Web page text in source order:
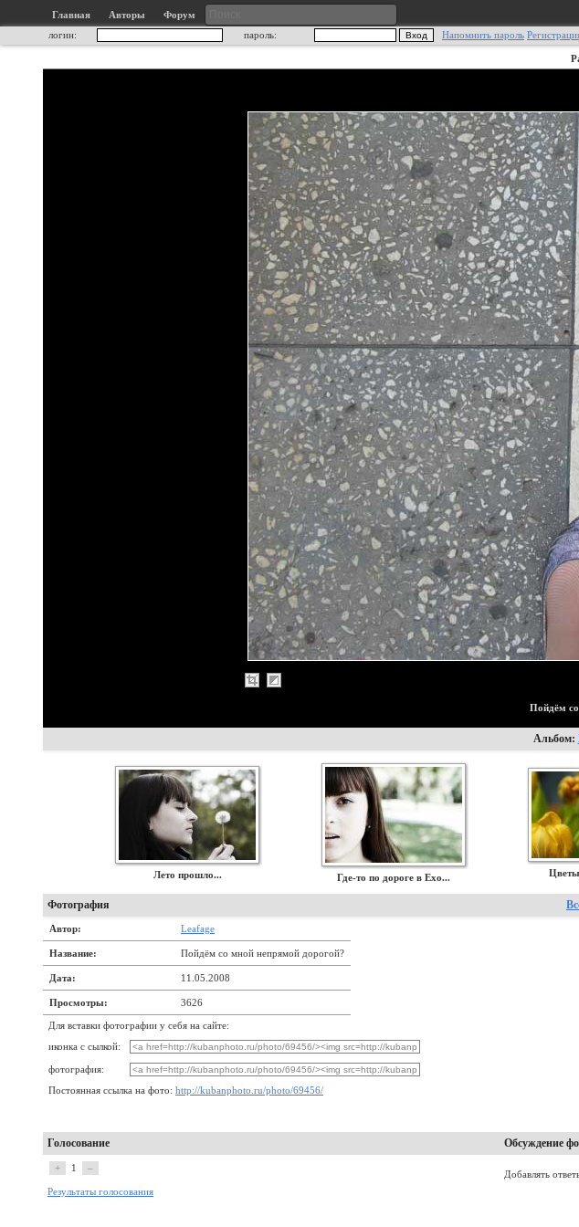
Главная Авторы
Форум
логин:
пароль: Напомнить пароль
Пойдём
Альбом:
Лето прошло... Где-то по дороге в Ехо...
Фотография
Автор: Leafage
Название: Пойдём со мной непрямой дорогой?
Дата: 11.05.2008
Просмотры: 3626
Для вставки фотографии у себя на сайте:
иконка с сылкой:
фотография:
Постоянная ссылка на фото: http://kubanphoto.ru/photo/69456/
Голосование Обсуждение
+ 1 –
Результаты голосования
Добавлять